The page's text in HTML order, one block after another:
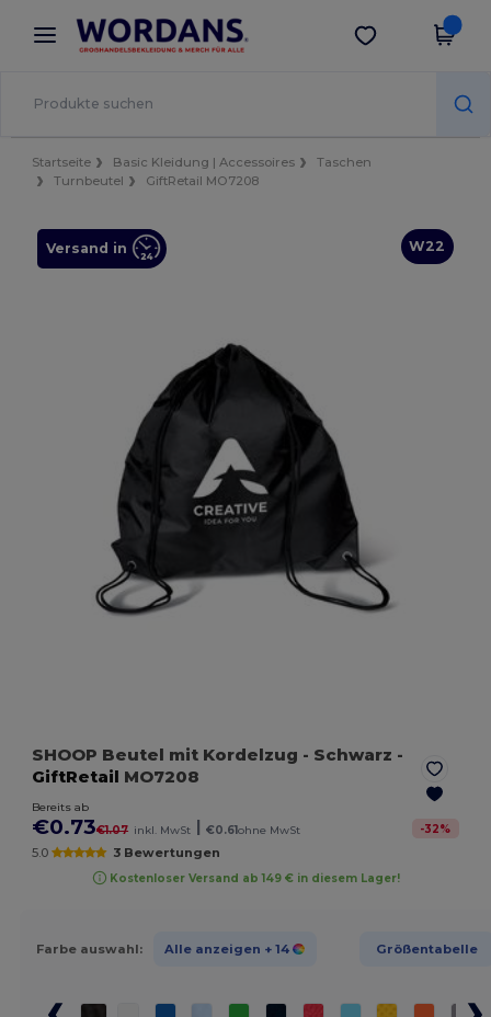
× Wordans App
Bessere Preise in der App!
App holen
Startseite Basic Kleidung | Accessoires
Taschen
Turnbeutel
GiftRetail MO7208
W22
Versand in
SHOOP Beutel mit Kordelzug - Schwarz -
GiftRetail MO7208
Bereits ab
€0.73€1.07 inkl. MwSt | €0.61ohne MwSt -32%
5.0 3 Bewertungen
Kostenloser Versand ab 149 € in diesem Lager!
Farbe auswahl: Alle anzeigen + 14 Größentabelle